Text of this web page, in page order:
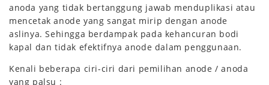
anoda yang tidak bertanggung jawab menduplikasi atau
mencetak anode yang sangat mirip dengan anode
aslinya. Sehingga berdampak pada kehancuran bodi
kapal dan tidak efektifnya anode dalam penggunaan.
Kenali beberapa ciri-ciri dari pemilihan anode / anoda
yang palsu :